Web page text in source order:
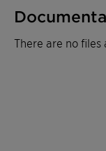
There are no